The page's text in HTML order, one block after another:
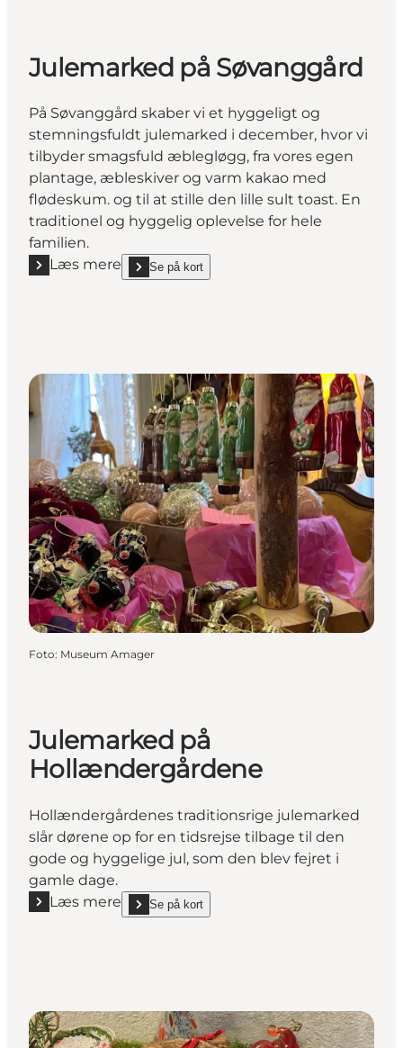
Julemarked på Søvanggård
På Søvanggård skaber vi et hyggeligt og
stemningsfuldt julemarked i december, hvor vi
tilbyder smagsfuld æblegløgg, fra vores egen
plantage, æbleskiver og varm kakao med
flødeskum. og til at stille den lille sult toast. En
traditionel og hyggelig oplevelse for hele
familien.
Læs mere
Læs mere "Julemarked på Søvanggård"
Se på kort
show Julemarked på Søvanggård on_map
Foto: Museum Amager
Julemarked på
Hollændergårdene
Hollændergårdenes traditionsrige julemarked
slår dørene op for en tidsrejse tilbage til den
gode og hyggelige jul, som den blev fejret i
gamle dage.
Læs mere
Læs mere "Julemarked på Hollændergårdene"
Se på kort
show Julemarked på Hollændergårdene on_map